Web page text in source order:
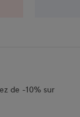
de -10% sur